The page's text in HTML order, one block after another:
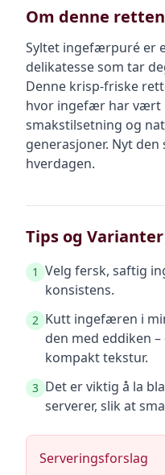
Om denne retten
Syltet ingefærpuré er
delikatesse som tar
Denne krisp-friske
hvor ingefær har vært
smakstilsetning og
generasjoner. Nyt
hverdagen.
Tips og Varianter
1 Velg fersk, saftig
konsistens.
2 Kutt ingefæren i
den med eddiken
kompakt tekstur.
3 Det er viktig å la
serverer, slik at
Serveringsforslag